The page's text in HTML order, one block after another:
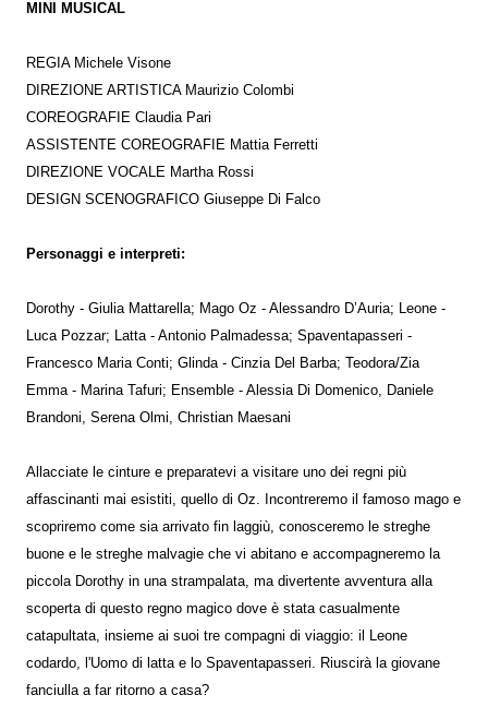
MINI MUSICAL
REGIA Michele Visone
DIREZIONE ARTISTICA Maurizio Colombi
COREOGRAFIE Claudia Pari
ASSISTENTE COREOGRAFIE Mattia Ferretti
DIREZIONE VOCALE Martha Rossi
DESIGN SCENOGRAFICO Giuseppe Di Falco
Personaggi e interpreti:
Dorothy - Giulia Mattarella; Mago Oz - Alessandro D’Auria; Leone -
Luca Pozzar; Latta - Antonio Palmadessa; Spaventapasseri -
Francesco Maria Conti; Glinda - Cinzia Del Barba; Teodora/Zia
Emma - Marina Tafuri; Ensemble - Alessia Di Domenico, Daniele
Brandoni, Serena Olmi, Christian Maesani
Allacciate le cinture e preparatevi a visitare uno dei regni più
affascinanti mai esistiti, quello di Oz. Incontreremo il famoso mago e
scopriremo come sia arrivato fin laggiù, conosceremo le streghe
buone e le streghe malvagie che vi abitano e accompagneremo la
piccola Dorothy in una strampalata, ma divertente avventura alla
scoperta di questo regno magico dove è stata casualmente
catapultata, insieme ai suoi tre compagni di viaggio: il Leone
codardo, l'Uomo di latta e lo Spaventapasseri. Riuscirà la giovane
fanciulla a far ritorno a casa?